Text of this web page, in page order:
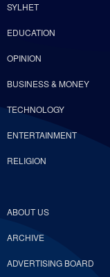
SYLHET
EDUCATION
OPINION
BUSINESS & MONEY
TECHNOLOGY
ENTERTAINMENT
RELIGION
ABOUT US
ARCHIVE
ADVERTISING BOARD